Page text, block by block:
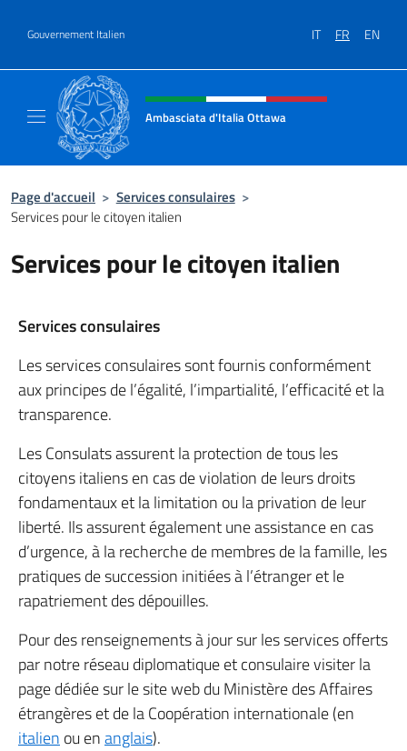
Gouvernement Italien IT FR EN
Site Web, social et en-tête de
Ambasciata d'Italia Ottawa
Page d'accueil > Services consulaires >
Services pour le citoyen italien
Services pour le citoyen italien
Services consulaires
Les services consulaires sont fournis conformément
aux principes de l’égalité, l’impartialité, l’efficacité et la
transparence.
Les Consulats assurent la protection de tous les
citoyens italiens en cas de violation de leurs droits
fondamentaux et la limitation ou la privation de leur
liberté. Ils assurent également une assistance en cas
d’urgence, à la recherche de membres de la famille, les
pratiques de succession initiées à l’étranger et le
rapatriement des dépouilles.
Pour des renseignements à jour sur les services offerts
par notre réseau diplomatique et consulaire visiter la
page dédiée sur le site web du Ministère des Affaires
étrangères et de la Coopération internationale (en
italien ou enanglais).